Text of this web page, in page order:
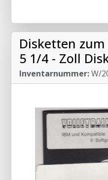
Disketten
5 1/4 - Zoll
Inventarnummer:W/